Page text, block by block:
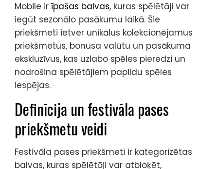
Mobile irīpašas balvas, kuras spēlētāji var
iegūt sezonālo pasākumu laikā. Šie
priekšmeti ietver unikālus kolekcionējamus
priekšmetus, bonusa valūtu un pasākuma
ekskluzīvus, kas uzlabo spēles pieredzi un
nodrošina spēlētājiem papildu spēles
iespējas.
Definīcija un festivāla pases
priekšmetu veidi
Festivāla pases priekšmeti ir kategorizētas
balvas, kuras spēlētāji var atbloķēt,